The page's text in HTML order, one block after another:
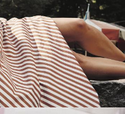
сети магазинов